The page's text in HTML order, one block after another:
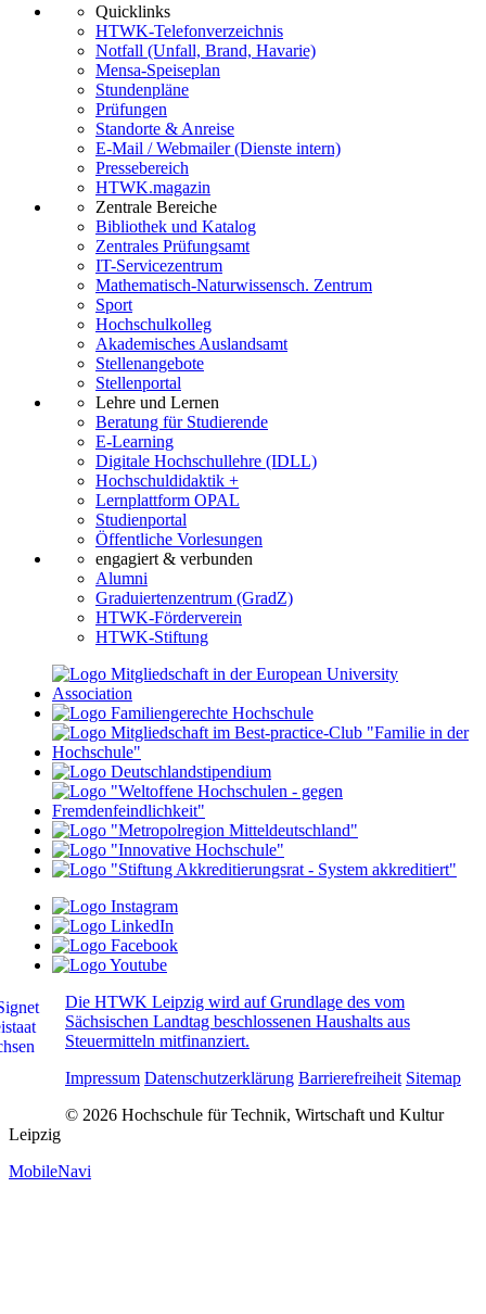
Quicklinks
HTWK-Telefonverzeichnis
Notfall (Unfall, Brand, Havarie)
Mensa-Speiseplan
Stundenpläne
Prüfungen
Standorte & Anreise
E-Mail / Webmailer (Dienste intern)
Pressebereich
HTWK.magazin
Zentrale Bereiche
Bibliothek und Katalog
Zentrales Prüfungsamt
IT-Servicezentrum
Mathematisch-Naturwissensch. Zentrum
Sport
Hochschulkolleg
Akademisches Auslandsamt
Stellenangebote
Stellenportal
Lehre und Lernen
Beratung für Studierende
E-Learning
Digitale Hochschullehre (IDLL)
Hochschuldidaktik +
Lernplattform OPAL
Studienportal
Öffentliche Vorlesungen
engagiert & verbunden
Alumni
Graduiertenzentrum (GradZ)
HTWK-Förderverein
HTWK-Stiftung
Die HTWK Leipzig wird auf Grundlage des vom
Sächsischen Landtag beschlossenen Haushalts aus
Steuermitteln mitfinanziert.
Impressum Datenschutzerklärung Barrierefreiheit Sitemap
© 2026 Hochschule für Technik, Wirtschaft und Kultur
Leipzig
MobileNavi